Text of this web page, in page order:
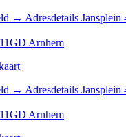
→ Adresdetails
Arnhem
→ Adresdetails
Arnhem